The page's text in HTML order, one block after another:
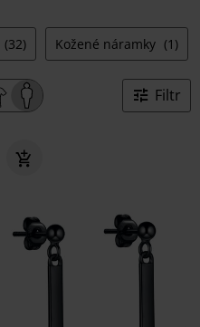
(32) Kožené náramky (1)
Filtr